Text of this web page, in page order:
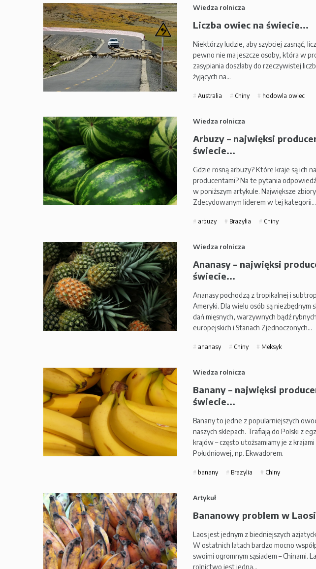
Wiedza rolnicza
Liczba owiec na świecie...
Niektórzy ludzie, aby szybciej zasnąć,
pewno nie ma jeszcze osoby, która w
zasypiania doszłaby do rzeczywistej
żyjących na…
Australia Chiny hodowla owiec
Wiedza rolnicza
Arbuzy – najwięksi
świecie...
Gdzie rosną arbuzy? Które kraje są ich
producentami? Na te pytania
w poniższym artykule. Największe zbiory
Zdecydowanym liderem w tej kategorii…
arbuzy Brazylia Chiny
Wiedza rolnicza
Ananasy – najwięksi
świecie...
Ananasy pochodzą z tropikalnej i
Ameryki. Dla wielu osób są niezbędnym
dań mięsnych, warzywnych bądź
europejskich i Stanach Zjednoczonych…
ananasy Chiny Meksyk
Wiedza rolnicza
Banany – najwięksi
świecie...
Banany to jedne z popularniejszych
naszych sklepach. Trafiają do Polski z
krajów – często utożsamiamy je z
Południowej, np. Ekwadorem.
banany Brazylia Chiny
Artykuł
Bananowy problem w
Laos jest jednym z biedniejszych
W ostatnich latach bardzo mocno
swoimi ogromnym sąsiadem – Chinami.
rolnictwo jest jedną…